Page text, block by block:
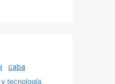
caba
tecnología